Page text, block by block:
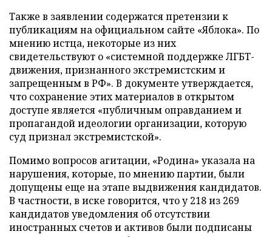
Также в заявлении содержатся претензии к
публикациям на официальном сайте «Яблока». По
мнению истца, некоторые из них
свидетельствуют о «системной поддержке ЛГБТ-
движения, признанного экстремистским и
запрещенным в РФ». В документе утверждается,
что сохранение этих материалов в открытом
доступе является «публичным оправданием и
пропагандой идеологии организации, которую
суд признал экстремистской».
Помимо вопросов агитации, «Родина» указала на
нарушения, которые, по мнению партии, были
допущены еще на этапе выдвижения кандидатов.
В частности, в иске говорится, что у 218 из 269
кандидатов уведомления об отсутствии
иностранных счетов и активов были подписаны